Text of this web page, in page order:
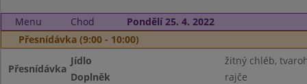
Menu Chod
Pondělí 25. 4. 2022
Přesnídávka (9:00 - 10:00)
Přesnídávka
Jídlo
žitný chléb,
Doplněk
rajče